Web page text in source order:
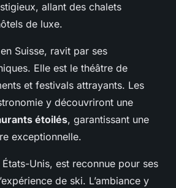
allant des chalets
de luxe.
Suisse, ravit par ses
Elle est le théâtre de
et festivals attrayants. Les
y découvriront une
étoilés, garantissant une
exceptionnelle.
États-Unis, est reconnue pour ses
de ski. L’ambiance y